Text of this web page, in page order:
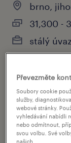
brno,
31,300 -
stálý
obor
strojírenství
Převezměte
Soubory cookie
služby,
webové stránky.
vyhledávání nabídli
nebo odmítnout,
svou volbu. Své
našich